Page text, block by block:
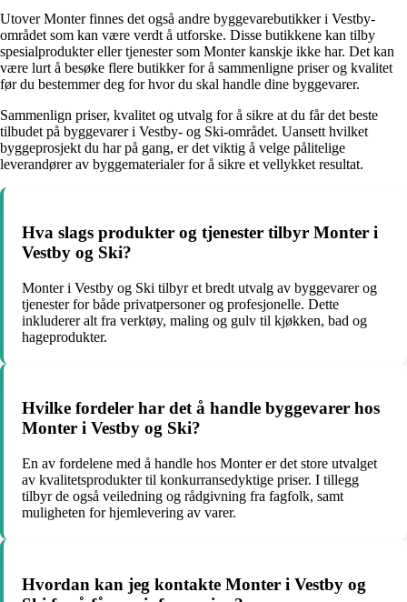
Utover Monter finnes det også andre byggevarebutikker i Vestby-
området som kan være verdt å utforske. Disse butikkene kan tilby
spesialprodukter eller tjenester som Monter kanskje ikke har. Det kan
være lurt å besøke flere butikker for å sammenligne priser og kvalitet
før du bestemmer deg for hvor du skal handle dine byggevarer.
Sammenlign priser, kvalitet og utvalg for å sikre at du får det beste
tilbudet på byggevarer i Vestby- og Ski-området. Uansett hvilket
byggeprosjekt du har på gang, er det viktig å velge pålitelige
leverandører av byggematerialer for å sikre et vellykket resultat.
Hva slags produkter og tjenester tilbyr Monter i
Vestby og Ski?
Monter i Vestby og Ski tilbyr et bredt utvalg av byggevarer og
tjenester for både privatpersoner og profesjonelle. Dette
inkluderer alt fra verktøy, maling og gulv til kjøkken, bad og
hageprodukter.
Hvilke fordeler har det å handle byggevarer hos
Monter i Vestby og Ski?
En av fordelene med å handle hos Monter er det store utvalget
av kvalitetsprodukter til konkurransedyktige priser. I tillegg
tilbyr de også veiledning og rådgivning fra fagfolk, samt
muligheten for hjemlevering av varer.
Hvordan kan jeg kontakte Monter i Vestby og